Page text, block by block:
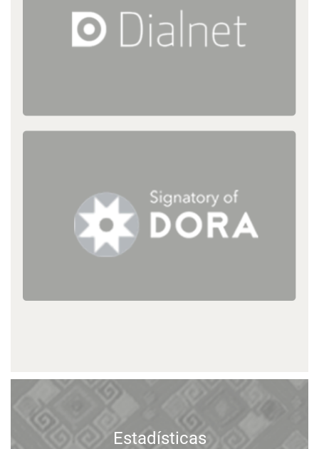
Estadísticas